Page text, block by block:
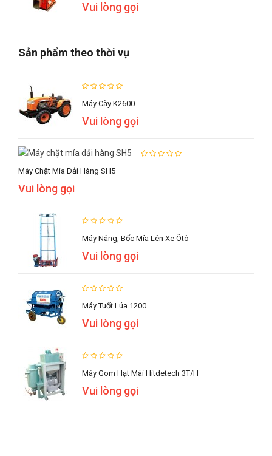
Vui lòng gọi
Sản phẩm theo thời vụ
Máy Cày K2600
Vui lòng gọi
Máy Chặt Mía Dải Hàng SH5
Vui lòng gọi
Máy Nâng, Bốc Mía Lên Xe Ôtô
Vui lòng gọi
Máy Tuốt Lúa 1200
Vui lòng gọi
Máy Gom Hạt Mài Hitdetech 3T/h
Vui lòng gọi